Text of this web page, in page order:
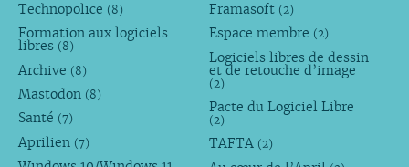
Technopolice (8)
Formation aux logiciels
libres (8)
Archive (8)
Mastodon (8)
Santé (7)
Aprilien (7)
Framasoft (2)
Espace membre (2)
Logiciels libres de dessin
et de retouche d’image
(2)
Pacte du Logiciel Libre
(2)
TAFTA (2)